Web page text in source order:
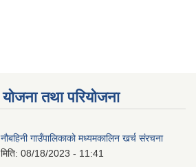
योजना तथा परियोजना
नौबहिनी गाउँपालिकाको मध्यमकालिन खर्च संरचना
मिति: 08/18/2023 - 11:41